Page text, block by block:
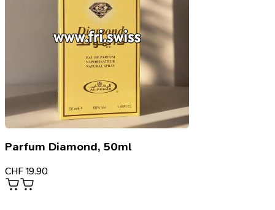
Parfum Diamond, 50ml
CHF 19.90